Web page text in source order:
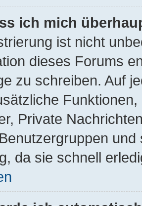
ich mich
ist nicht
dieses Forums
zu schreiben. Auf
Private
da sie schnell